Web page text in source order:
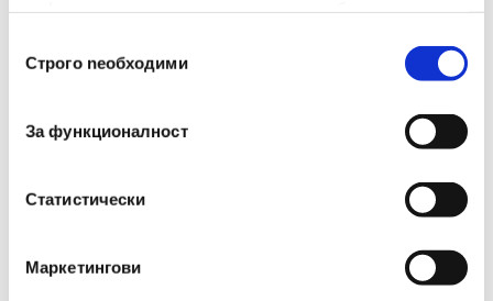
наСтрого nеобходими
За функционалност
Статистически
Маркетингови
Поставка Да
Брой Отделения